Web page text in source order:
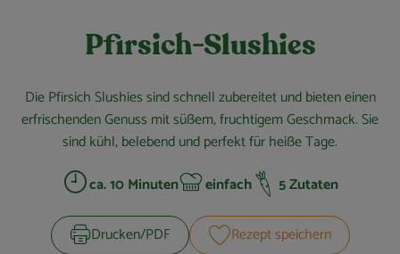
Kosmetik
Haus, Garten & Co.
Über uns
Blog
Pfirsich-Slushies
Die Pfirsich Slushies sind schnell zubereitet und bieten einen
erfrischenden Genuss mit süßem, fruchtigem Geschmack. Sie
sind kühl, belebend und perfekt für heiße Tage.
Zubreitungszeit:
ca. 10 MinutenSchwierigkeit:
einfach 5 Zutaten
Drucken​/​PDF Rezept speichern